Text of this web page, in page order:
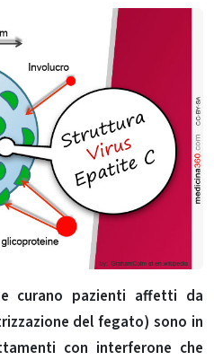
curano pazienti affetti da
del fegato) sono in
con interferone che